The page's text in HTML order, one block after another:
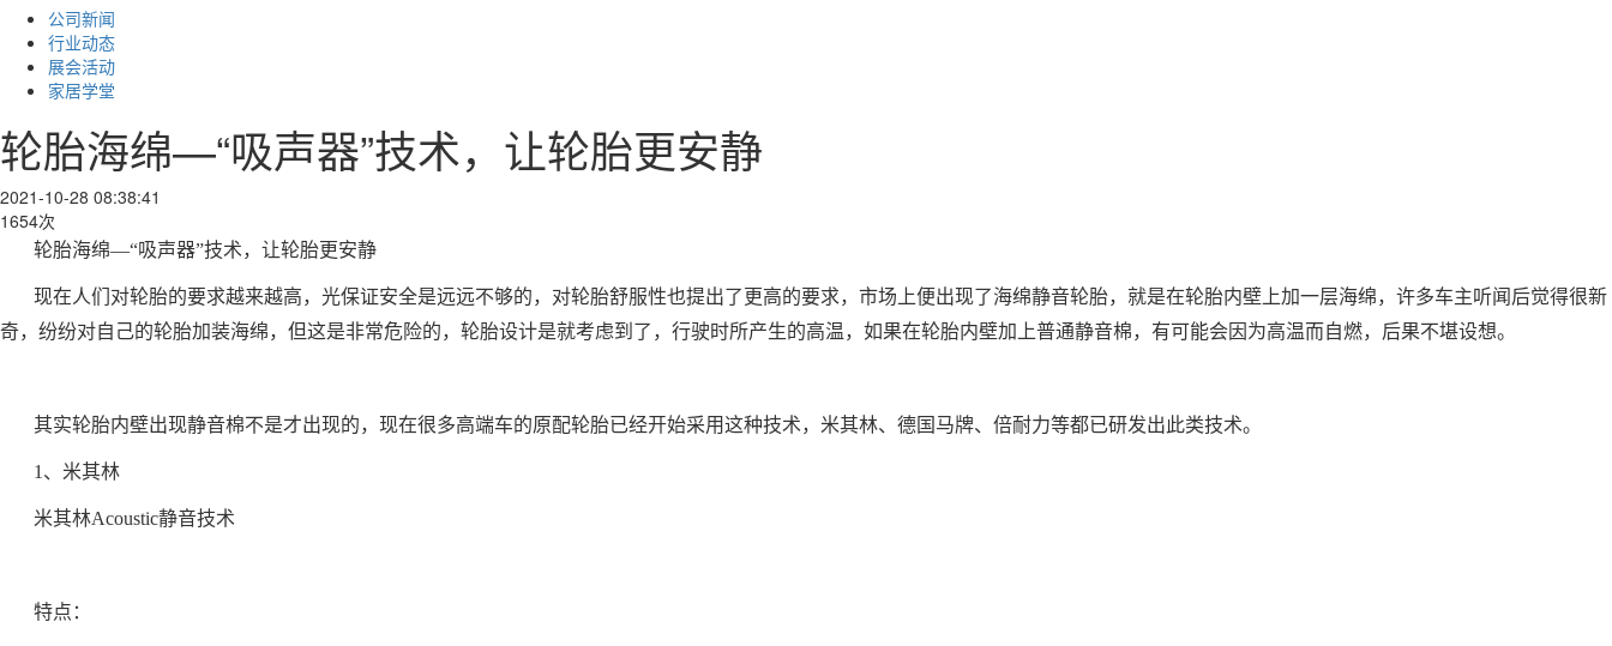
公司新闻
行业动态
展会活动
家居学堂
轮胎海绵—“吸声器”技术，让轮胎更安静
2021-10-28 08:38:41
1654次
轮胎海绵—“吸声器”技术，让轮胎更安静
现在人们对轮胎的要求越来越高，光保证安全是远远不够的，对轮胎舒服性也提出了更高的要求，市场上便出现了海绵静音轮胎，就是在轮胎内壁上加一层海绵，许多车主听闻后觉得很新
奇，纷纷对自己的轮胎加装海绵，但这是非常危险的，轮胎设计是就考虑到了，行驶时所产生的高温，如果在轮胎内壁加上普通静音棉，有可能会因为高温而自燃，后果不堪设想。
其实轮胎内壁出现静音棉不是才出现的，现在很多高端车的原配轮胎已经开始采用这种技术，米其林、德国马牌、倍耐力等都已研发出此类技术。
1、米其林
米其林Acoustic静音技术
特点：